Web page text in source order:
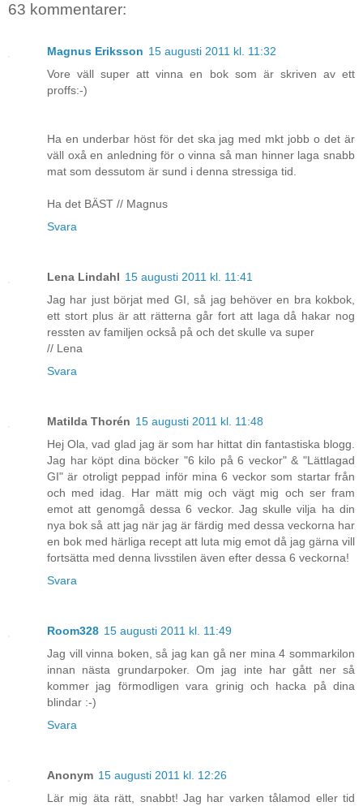
63 kommentarer:
Magnus Eriksson 15 augusti 2011 kl. 11:32
Vore väll super att vinna en bok som är skriven av ett
proffs:-)
Ha en underbar höst för det ska jag med mkt jobb o det är
väll oxå en anledning för o vinna så man hinner laga snabb
mat som dessutom är sund i denna stressiga tid.
Ha det BÄST // Magnus
Svara
Lena Lindahl 15 augusti 2011 kl. 11:41
Jag har just börjat med GI, så jag behöver en bra kokbok,
ett stort plus är att rätterna går fort att laga då hakar nog
ressten av familjen också på och det skulle va super
// Lena
Svara
Matilda Thorén 15 augusti 2011 kl. 11:48
Hej Ola, vad glad jag är som har hittat din fantastiska blogg.
Jag har köpt dina böcker "6 kilo på 6 veckor" & "Lättlagad
GI" är otroligt peppad inför mina 6 veckor som startar från
och med idag. Har mätt mig och vägt mig och ser fram
emot att genomgå dessa 6 veckor. Jag skulle vilja ha din
nya bok så att jag när jag är färdig med dessa veckorna har
en bok med härliga recept att luta mig emot då jag gärna vill
fortsätta med denna livsstilen även efter dessa 6 veckorna!
Svara
Room328 15 augusti 2011 kl. 11:49
Jag vill vinna boken, så jag kan gå ner mina 4 sommarkilon
innan nästa grundarpoker. Om jag inte har gått ner så
kommer jag förmodligen vara grinig och hacka på dina
blindar :-)
Svara
Anonym 15 augusti 2011 kl. 12:26
Lär mig äta rätt, snabbt! Jag har varken tålamod eller tid